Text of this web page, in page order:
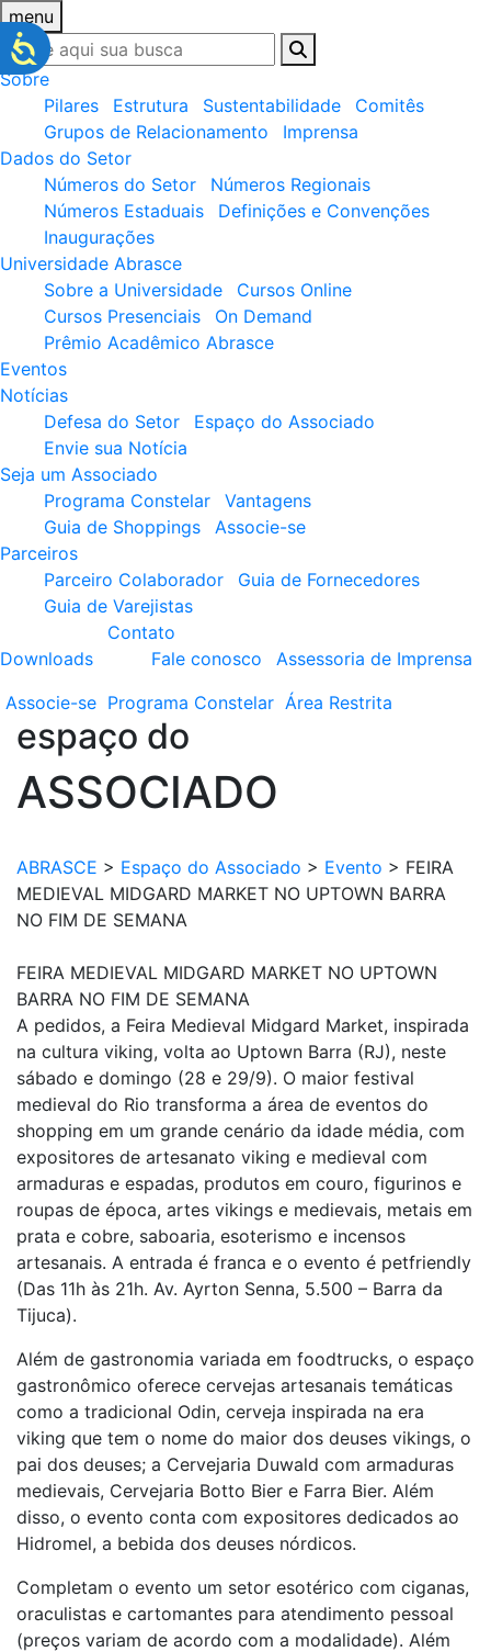
menu
Sobre
Pilares
Estrutura Sustentabilidade
Comitês
Grupos de Relacionamento
Imprensa
Dados do Setor
Números do Setor
Números Regionais
Números Estaduais
Definições e Convenções
Inaugurações
Universidade Abrasce
Sobre a Universidade
Cursos Online
Cursos Presenciais
On Demand
Prêmio Acadêmico Abrasce
Eventos
Notícias
Defesa do Setor
Espaço do Associado
Envie sua Notícia
Seja um Associado
Programa Constelar
Vantagens
Guia de Shoppings
Associe-se
Parceiros
Parceiro Colaborador
Guia de Fornecedores
Guia de Varejistas
Downloads
Contato
Fale conosco
Assessoria de Imprensa
Associe-se Programa Constelar Área Restrita
espaço do
ASSOCIADO
ABRASCE > Espaço do Associado > Evento > FEIRA
MEDIEVAL MIDGARD MARKET NO UPTOWN BARRA
NO FIM DE SEMANA
FEIRA MEDIEVAL MIDGARD MARKET NO UPTOWN
BARRA NO FIM DE SEMANA
A pedidos, a Feira Medieval Midgard Market, inspirada
na cultura viking, volta ao Uptown Barra (RJ), neste
sábado e domingo (28 e 29/9). O maior festival
medieval do Rio transforma a área de eventos do
shopping em um grande cenário da idade média, com
expositores de artesanato viking e medieval com
armaduras e espadas, produtos em couro, figurinos e
roupas de época, artes vikings e medievais, metais em
prata e cobre, saboaria, esoterismo e incensos
artesanais. A entrada é franca e o evento é petfriendly
(Das 11h às 21h. Av. Ayrton Senna, 5.500 – Barra da
Tijuca).
Além de gastronomia variada em foodtrucks, o espaço
gastronômico oferece cervejas artesanais temáticas
como a tradicional Odin, cerveja inspirada na era
viking que tem o nome do maior dos deuses vikings, o
pai dos deuses; a Cervejaria Duwald com armaduras
medievais, Cervejaria Botto Bier e Farra Bier. Além
disso, o evento conta com expositores dedicados ao
Hidromel, a bebida dos deuses nórdicos.
Completam o evento um setor esotérico com ciganas,
oraculistas e cartomantes para atendimento pessoal
(preços variam de acordo com a modalidade). Além